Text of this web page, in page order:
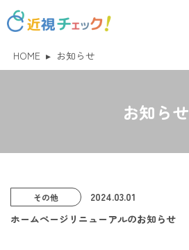
HOME ▸ お知らせ
お知らせ
その他
2024.03.01
ホームページリニューアルのお知らせ